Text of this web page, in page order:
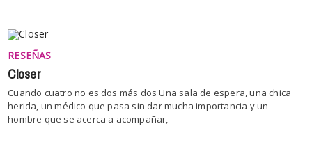
RESEÑAS
Closer
Cuando cuatro no es dos más dos Una sala de espera, una chica
herida, un médico que pasa sin dar mucha importancia y un
hombre que se acerca a acompañar,